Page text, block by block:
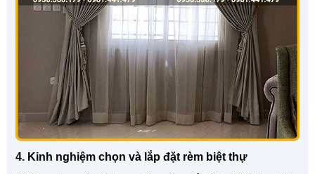
4. Kinh nghiệm chọn và lắp đặt rèm biệt thự